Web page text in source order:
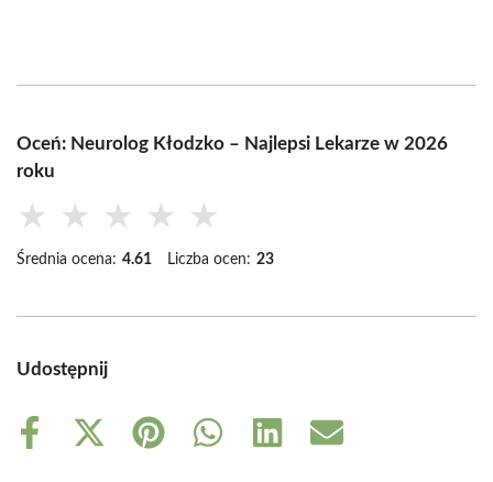
Oceń: Neurolog Kłodzko – Najlepsi Lekarze w 2026
roku
★ ★ ★ ★ ★
Średnia ocena: 4.61 Liczba ocen: 23
Udostępnij
Share
Share
Share
Share
Share
Share